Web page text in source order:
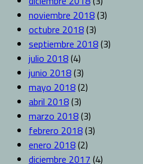
noviembre 2018(3)
octubre 2018(3)
septiembre 2018(3)
julio 2018(4)
junio 2018(3)
mayo 2018(2)
abril 2018(3)
marzo 2018(3)
febrero 2018(3)
enero 2018(2)
diciembre 2017 (4)